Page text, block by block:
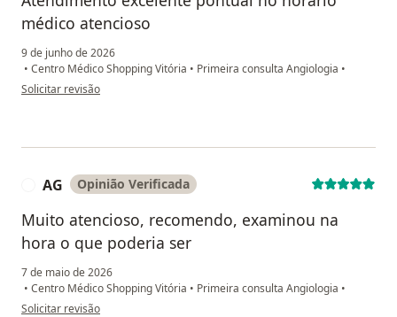
médico atencioso
9 de junho de 2026
• Centro Médico Shopping Vitória • Primeira consulta Angiologia •
na opinião do utilizador Hellen
Solicitar revisão
AG Opinião Verificada
Muito atencioso, recomendo, examinou na
hora o que poderia ser
7 de maio de 2026
• Centro Médico Shopping Vitória • Primeira consulta Angiologia •
na opinião do utilizador AG
Solicitar revisão